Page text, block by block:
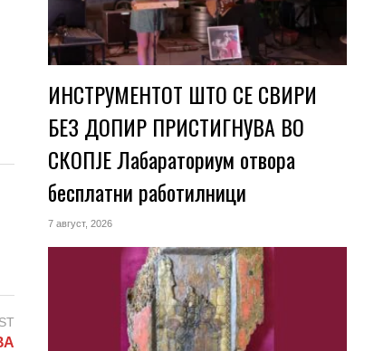
ИНСТРУМЕНТОТ ШТО СЕ СВИРИ
БЕЗ ДОПИР ПРИСТИГНУВА ВО
СКОПЈЕ Лабараториум отвора
бесплатни работилници
7 август, 2026